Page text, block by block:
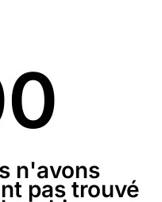
n'avons
pas trouvé